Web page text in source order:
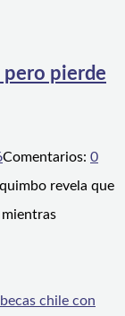
pero pierde
Comentarios: 0
revela que
mientras